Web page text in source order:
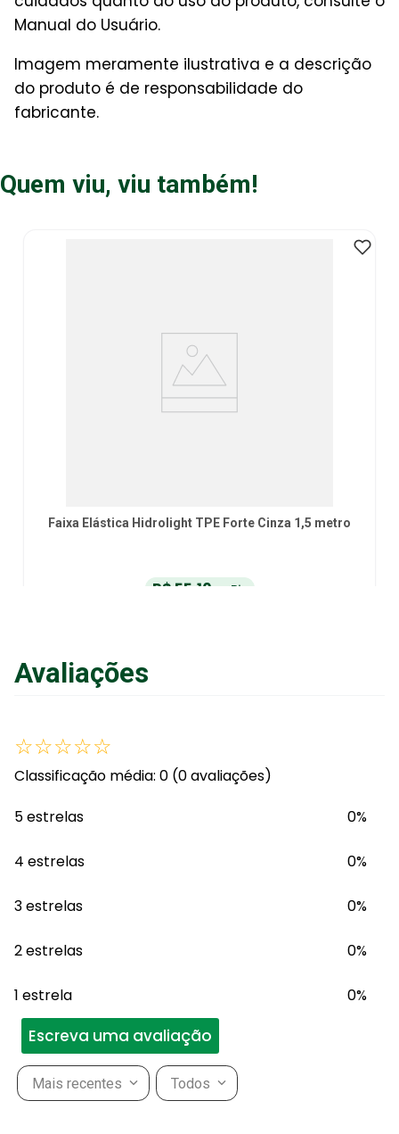
Manual do Usuário.
Imagem meramente ilustrativa e a descrição
do produto é de responsabilidade do
fabricante.
Quem viu, viu também!
Faixa Elástica Hidrolight TPE Forte Cinza 1,5 metro
R$55,10no Pix
Adicionar ao Carrinho
Avaliações
☆☆☆☆☆
Classificação média: 0 (0 avaliações)
5 estrelas
0%
4 estrelas 0%
3 estrelas 0%
2 estrelas 0%
1 estrela 0%
Escreva uma avaliação
Mais recentes Todos